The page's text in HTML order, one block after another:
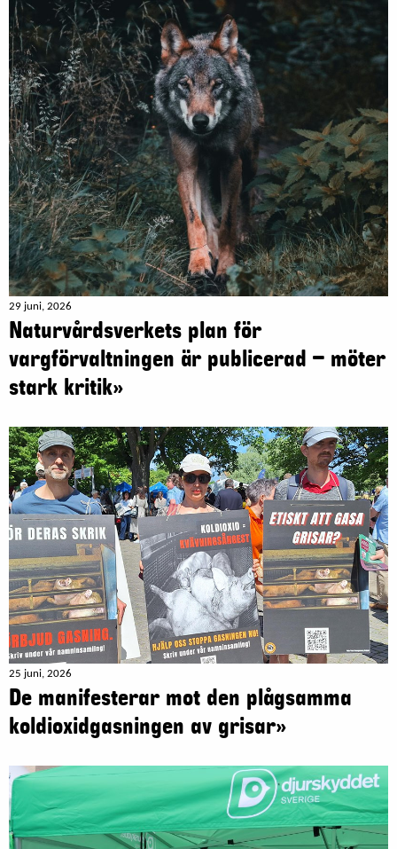
29 juni, 2026
Naturvårdsverkets plan för
vargförvaltningen är publicerad – möter
stark kritik»
25 juni, 2026
De manifesterar mot den plågsamma
koldioxidgasningen av grisar»